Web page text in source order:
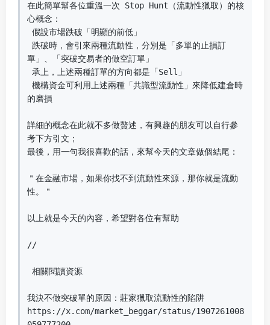
在此簡單幫各位重溫一次 Stop Hunt（流動性獵取）的核
心概念：
單」、「突破交易者的做空訂單」
的磨損
詳細的概念在此就不多做贅述，有興趣的朋友可以自行參
考下方引文；
最後，用一句我很喜歡的話，來幫今天的文章做個結尾：
＂在金融市場，如果你找不到流動性來源，那你就是流動
性。＂
以上就是今天的內容，希望對各位有幫助
//
我決不做突破單的原因：莊家獵取流動性的陷阱
https://x.com/market_beggar/status/1907261008